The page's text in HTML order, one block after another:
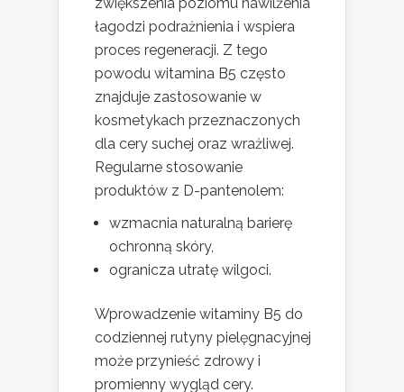
zwiększenia poziomu nawilżenia
łagodzi podrażnienia i wspiera
proces regeneracji. Z tego
powodu witamina B5 często
znajduje zastosowanie w
kosmetykach przeznaczonych
dla cery suchej oraz wrażliwej.
Regularne stosowanie
produktów z D-pantenolem:
wzmacnia naturalną barierę
ochronną skóry,
ogranicza utratę wilgoci.
Wprowadzenie witaminy B5 do
codziennej rutyny pielęgnacyjnej
może przynieść zdrowy i
promienny wygląd cery.